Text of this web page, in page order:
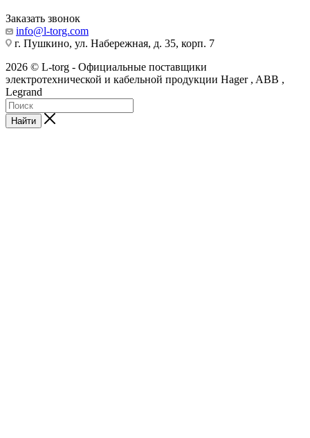
Заказать звонок
info@l-torg.com
г. Пушкино, ул. Набережная, д. 35, корп. 7
2026 © L-torg - Официальные поставщики
электротехнической и кабельной продукции Hager , ABB ,
Legrand
Найти